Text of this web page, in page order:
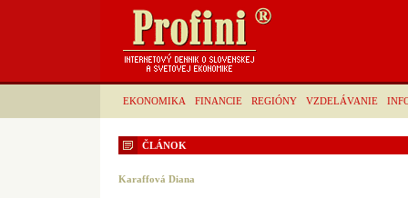
EKONOMIKA FINANCIE REGIÓNY VZDELÁVANIE
ČLÁNOK
Karaffová Diana